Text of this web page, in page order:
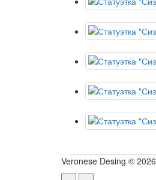
Veronese Desing © 2026